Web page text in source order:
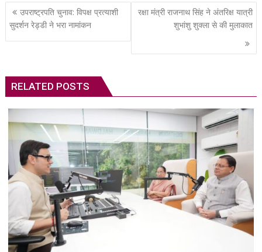
Post
navigation
उपराष्ट्रपति चुनाव: विपक्ष प्रत्याशी
सुदर्शन रेड्डी ने भरा नामांकन
रक्षा मंत्री राजनाथ सिंह ने अंतरिक्ष यात्री
शुभांशु शुक्ला से की मुलाकात
RELATED POSTS